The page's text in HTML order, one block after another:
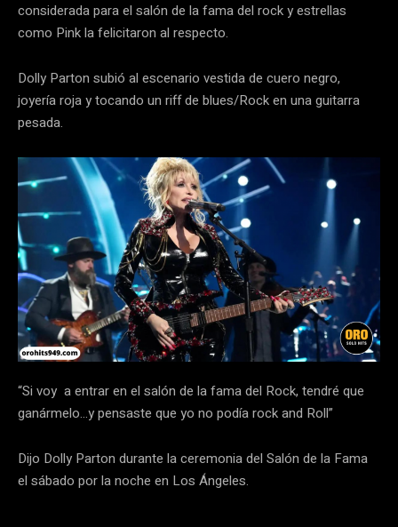
considerada para el salón de la fama del rock y estrellas
como Pink la felicitaron al respecto.
Dolly Parton subió al escenario vestida de cuero negro,
joyería roja y tocando un riff de blues/Rock en una guitarra
pesada.
“Si voy a entrar en el salón de la fama del Rock, tendré que
ganármelo…y pensaste que yo no podía rock and Roll”
Dijo Dolly Parton durante la ceremonia del Salón de la Fama
el sábado por la noche en Los Ángeles.